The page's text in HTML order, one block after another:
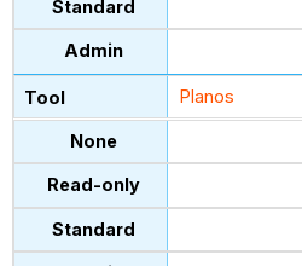
Planos